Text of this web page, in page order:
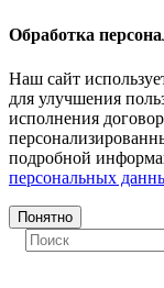
Обработка
Наш сайт
для улучшения
исполнения
подробной
персональных
Понятно